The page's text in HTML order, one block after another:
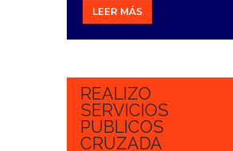
LEER MÁS
10
REALIZO
SERVICIOS
PUBLICOS
CRUZADA